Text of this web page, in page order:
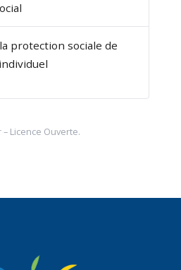
protection sociale de
– Licence Ouverte.